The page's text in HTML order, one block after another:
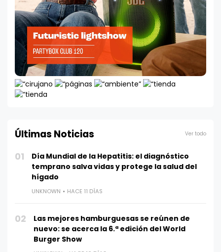
Últimas Noticias Ver todo
01
Día Mundial de la Hepatitis: el diagnóstico
temprano salva vidas y protege la salud del
hígado
UNKNOWN HACE 11 DÍAS
02
Las mejores hamburguesas se reúnen de
nuevo: se acerca la 6.ª edición del World
Burger Show